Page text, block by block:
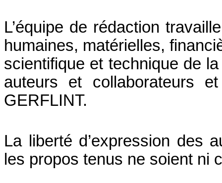
L’équipe de rédaction
humaines, matérielles,
scientifique et technique de
auteurs et collaborateurs
GERFLINT.
La liberté d’expression des
les propos tenus ne soient ni